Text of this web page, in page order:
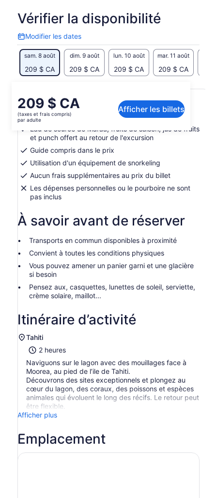
Vérifier la disponibilité
Modifier les dates
Modifier
les
dates
sam. 8 août
209 $ CA
dim. 9 août
209 $ CA
lun. 10 août
209 $ CA
mar. 11 août
209 $ CA
Le
prix
est
de 209 $ CA.
adulte
209 $ CA
(taxes et frais compris)
par adulte
Afficher les billets
Inclusions et exclusions
Possibilité départ port Tahiti pour mini 4 pers
Eau de source de Maraa, fruits de saison, jus de fruits
et punch offert au retour de l'excursion
Guide compris dans le prix
Utilisation d'un équipement de snorkeling
Aucun frais supplémentaires au prix du billet
Les dépenses personnelles ou le pourboire ne sont
pas inclus
À savoir avant de réserver
Transports en commun disponibles à proximité
Convient à toutes les conditions physiques
Vous pouvez amener un panier garni et une glacière
si besoin
Pensez aux, casquettes, lunettes de soleil, serviette,
crème solaire, maillot...
Itinéraire d’activité
Tahiti
2 heures
Naviguons sur le lagon avec des mouillages face à
Moorea, au pied de l’ile de Tahiti.
Découvrons des sites exceptionnels et plongez au
cœur du lagon, des coraux, des poissons et espèces
animales qui évoluent le long des récifs. Le retour peut
être flexible.
Afficher plus
Emplacement